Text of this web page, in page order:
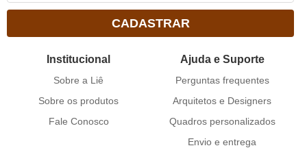
CADASTRAR
Institucional
Sobre a Liê
Sobre os produtos
Fale Conosco
Ajuda e Suporte
Perguntas frequentes
Arquitetos e Designers
Quadros personalizados
Envio e entrega